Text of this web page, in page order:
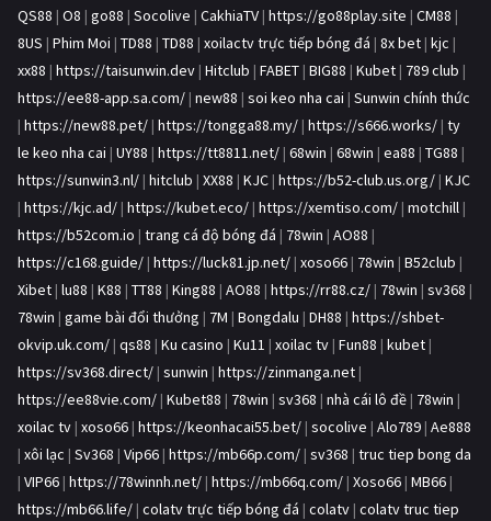
QS88 | O8 | go88 | Socolive | CakhiaTV | https://go88play.site | CM88 |
8US | Phim Moi | TD88 | TD88 | xoilactv trực tiếp bóng đá | 8x bet | kjc |
xx88 | https://taisunwin.dev | Hitclub | FABET | BIG88 | Kubet | 789 club |
https://ee88-app.sa.com/ | new88 | soi keo nha cai | Sunwin chính thức
| https://new88.pet/ | https://tongga88.my/ | https://s666.works/ | ty
le keo nha cai | UY88 | https://tt8811.net/ | 68win | 68win | ea88 | TG88 |
https://sunwin3.nl/ | hitclub | XX88 | KJC | https://b52-club.us.org/ | KJC
| https://kjc.ad/ | https://kubet.eco/ | https://xemtiso.com/ | motchill |
https://b52com.io | trang cá độ bóng đá | 78win | AO88 |
https://c168.guide/ | https://luck81.jp.net/ | xoso66 | 78win | B52club |
Xibet | lu88 | K88 | TT88 | King88 | AO88 | https://rr88.cz/ | 78win | sv368 |
78win | game bài đổi thưởng | 7M | Bongdalu | DH88 | https://shbet-
okvip.uk.com/ | qs88 | Ku casino | Ku11 | xoilac tv | Fun88 | kubet |
https://sv368.direct/ | sunwin | https://zinmanga.net |
https://ee88vie.com/ | Kubet88 | 78win | sv368 | nhà cái lô đề | 78win |
xoilac tv | xoso66 | https://keonhacai55.bet/ | socolive | Alo789 | Ae888
| xôi lạc | Sv368 | Vip66 | https://mb66p.com/ | sv368 | truc tiep bong da
| VIP66 | https://78winnh.net/ | https://mb66q.com/ | Xoso66 | MB66 |
https://mb66.life/ | colatv trực tiếp bóng đá | colatv | colatv truc tiep